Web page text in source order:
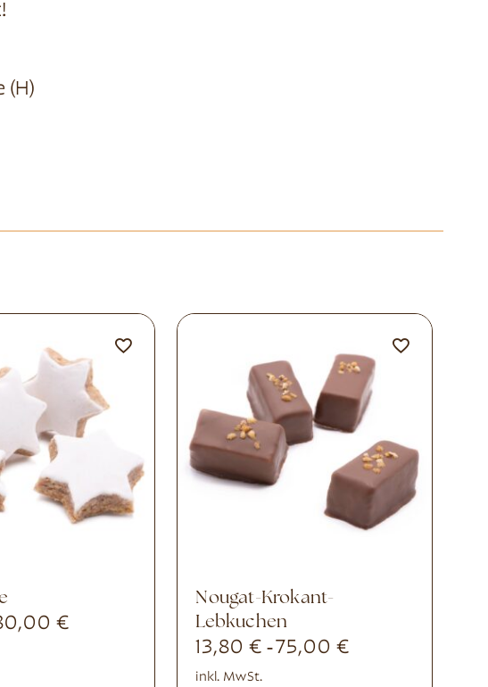
(H)
€
Nougat-Krokant-
Lebkuchen
13,80€ -75,00 €
inkl. MwSt.